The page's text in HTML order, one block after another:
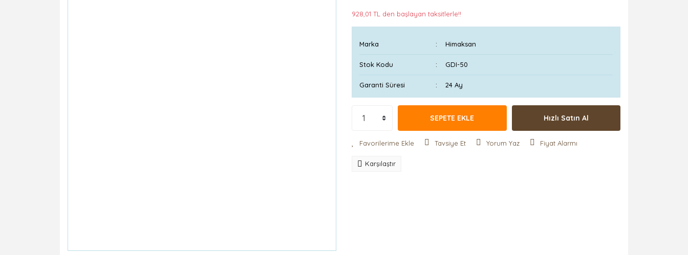
928,01 TL den başlayan taksitlerle!!
Marka Himaksan
Stok Kodu GDI-50
Garanti Süresi 24 Ay
SEPETE EKLE Hızlı Satın Al
Tavsiye Et Yorum Yaz Fiyat Alarmı
Karşılaştır